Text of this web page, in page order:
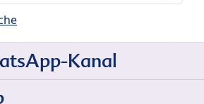
Kanal